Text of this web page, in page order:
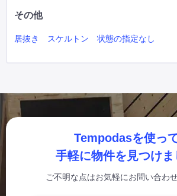
その他
居抜き スケルトン 状態の指定なし
Tempodasを使って
手軽に物件を見つけま
ご不明な点はお気軽にお問い合わ